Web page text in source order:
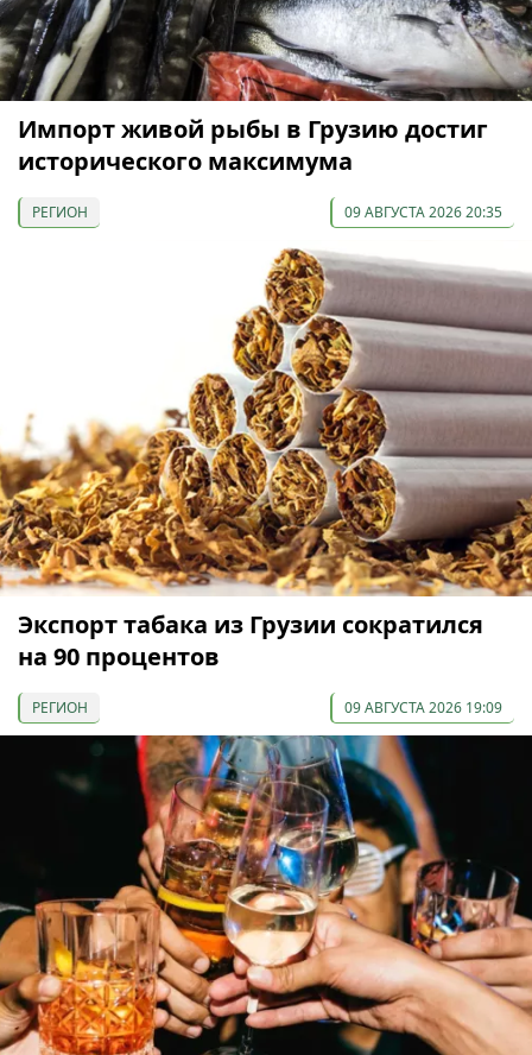
Импорт живой рыбы в Грузию достиг
исторического максимума
РЕГИОН 09 АВГУСТА 2026 20:35
Экспорт табака из Грузии сократился
на 90 процентов
РЕГИОН 09 АВГУСТА 2026 19:09